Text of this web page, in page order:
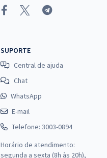
SUPORTE
Central de ajuda
Chat
WhatsApp
E-mail
Telefone: 3003-0894
Horário de atendimento:
segunda a sexta (8h às 20h),